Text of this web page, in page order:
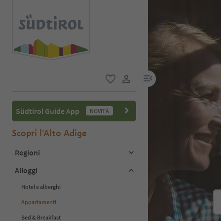
user link
menu link
Südtirol Guide App NOVITÀ
Scopri l'Alto Adige
Regioni
Alloggi
Hotel e alberghi
Appartamenti
Bed & Breakfast